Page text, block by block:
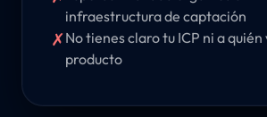
infraestructura de captación
✗No tienes claro tu ICP ni a quién
producto